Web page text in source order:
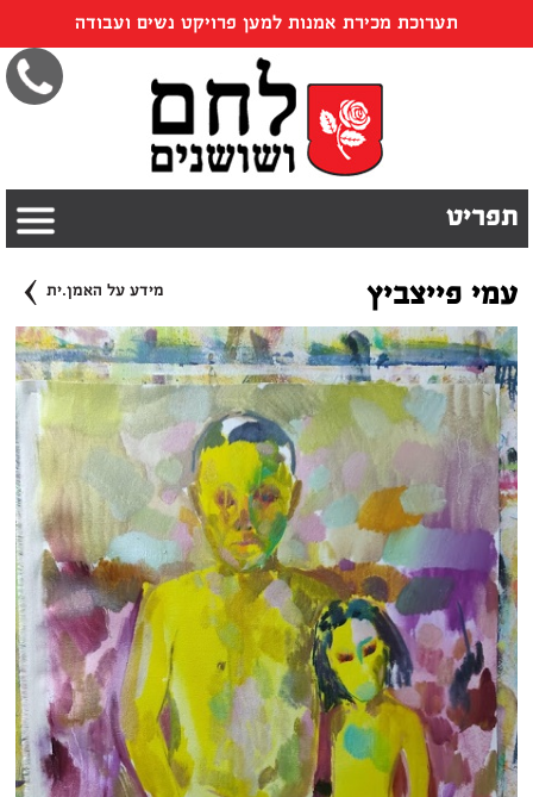
תערוכת מכירת אמנות למען פרויקט נשים ועבודה
תפריט
עמי פייצביץ מידע על האמן.ית ›